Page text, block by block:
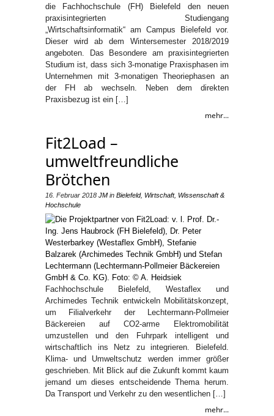
die Fachhochschule (FH) Bielefeld den neuen
praxisintegrierten Studiengang
„Wirtschaftsinformatik“ am Campus Bielefeld vor.
Dieser wird ab dem Wintersemester 2018/2019
angeboten. Das Besondere am praxisintegrierten
Studium ist, dass sich 3-monatige Praxisphasen im
Unternehmen mit 3-monatigen Theoriephasen an
der FH ab wechseln. Neben dem direkten
Praxisbezug ist ein […]
mehr...
Fit2Load –
umweltfreundliche
Brötchen
16. Februar 2018 JM in Bielefeld, Wirtschaft, Wissenschaft &
Hochschule
Fachhochschule Bielefeld, Westaflex und
Archimedes Technik entwickeln Mobilitätskonzept,
um Filialverkehr der Lechtermann-Pollmeier
Bäckereien auf CO2-arme Elektromobilität
umzustellen und den Fuhrpark intelligent und
wirtschaftlich ins Netz zu integrieren. Bielefeld.
Klima- und Umweltschutz werden immer größer
geschrieben. Mit Blick auf die Zukunft kommt kaum
jemand um dieses entscheidende Thema herum.
Da Transport und Verkehr zu den wesentlichen […]
mehr...